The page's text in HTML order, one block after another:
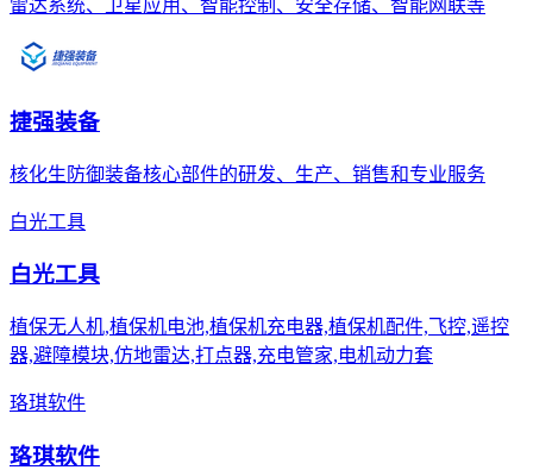
雷达系统、卫星应用、智能控制、安全存储、智能网联等
捷强装备
核化生防御装备核心部件的研发、生产、销售和专业服务
白光工具
白光工具
植保无人机,植保机电池,植保机充电器,植保机配件,飞控,遥控
器,避障模块,仿地雷达,打点器,充电管家,电机动力套
珞琪软件
珞琪软件